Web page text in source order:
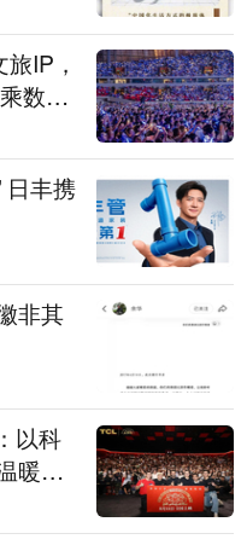
IP，
数效
日丰携
非其
以科
暖生